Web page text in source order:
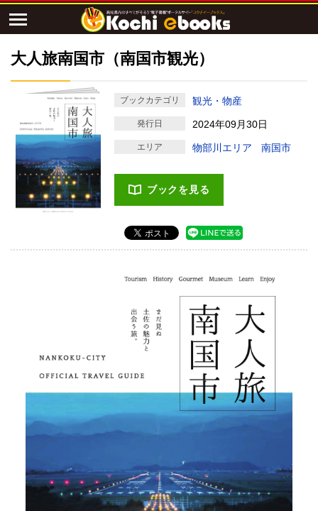
大人旅南国市（南国市観光）
ブックカテゴリ 観光・物産
発行日 2024年09月30日
エリア 物部川エリア 南国市
ブックを見る